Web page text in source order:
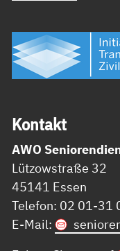
Kon­takt
AWO
Lützowstraße 32
45141 Essen
Telefon: 02 01-31
E-Mail: